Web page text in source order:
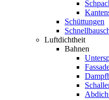
Schüttungen
Luftdichtheit
Bahnen